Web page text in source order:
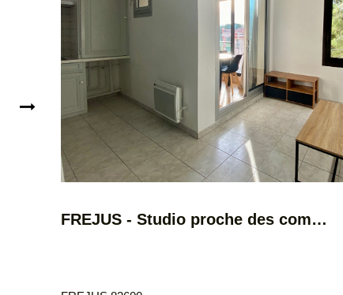
FREJUS - Studio proche des commodités